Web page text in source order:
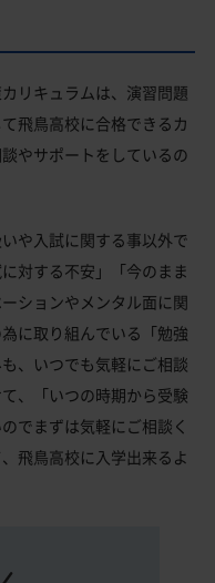
リキュラムは、演習問題
飛鳥高校に合格できるカ
やサポートをしているの
や入試に関する事以外で
対する不安」「今のまま
ションやメンタル面に関
に取り組んでいる「勉強
、いつでも気軽にご相談
、「いつの時期から受験
でまずは気軽にご相談く
飛鳥高校に入学出来るよ